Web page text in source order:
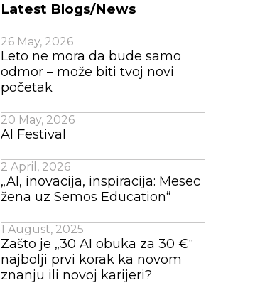
Latest Blogs/News
26 May, 2026
Leto ne mora da bude samo
odmor – može biti tvoj novi
početak
20 May, 2026
AI Festival
2 April, 2026
„AI, inovacija, inspiracija: Mesec
žena uz Semos Education“
1 August, 2025
Zašto je „30 AI obuka za 30 €“
najbolji prvi korak ka novom
znanju ili novoj karijeri?